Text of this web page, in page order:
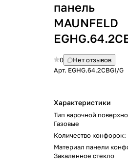
панель
MAUNFELD
0
Нет отзывов
Арт. EGHG.64.2CBGI/G
Характеристики
Тип варочной
Газовые
Количество конфорок:
Материал панели
Закаленное стекло